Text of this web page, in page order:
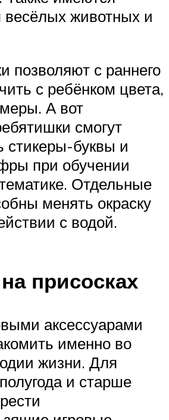
весёлых животных и
позволяют с раннего
с ребёнком цвета,
А вот
смогут
стикеры-буквы и
при обучении
Отдельные
менять окраску
с водой.
присосках
аксессуарами
именно во
жизни. Для
и старше